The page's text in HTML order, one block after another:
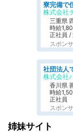
株式会社
三重県
時給
正社員 /
スポン
株式会社
香川県
時給
正社員
スポン
姉妹サイト